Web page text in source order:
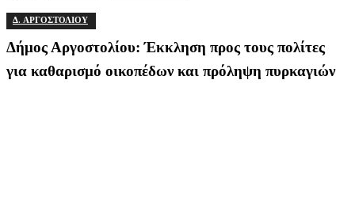
Δ. ΑΡΓΟΣΤΟΛΙΟΥ
Δήμος Αργοστολίου: Έκκληση προς τους πολίτες
για καθαρισμό οικοπέδων και πρόληψη πυρκαγιών